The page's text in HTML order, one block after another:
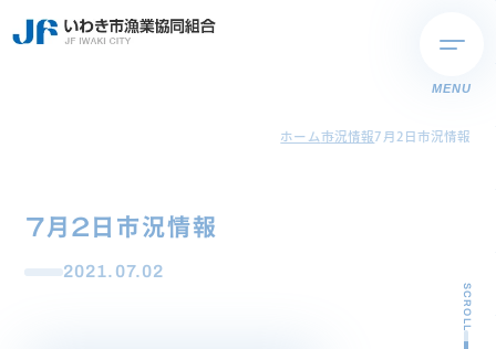
MENU
ホーム市況情報7月2日市況情報
7月2日市況情報
2021.07.02
SCROLL